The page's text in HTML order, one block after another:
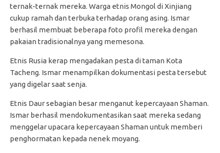
ternak-ternak mereka. Warga etnis Mongol di Xinjiang
cukup ramah dan terbuka terhadap orang asing. Ismar
berhasil membuat beberapa foto profil mereka dengan
pakaian tradisionalnya yang memesona.
Etnis Rusia kerap mengadakan pesta di taman Kota
Tacheng. Ismar menampilkan dokumentasi pesta tersebut
yang digelar saat senja.
Etnis Daur sebagian besar menganut kepercayaan Shaman.
Ismar berhasil mendokumentasikan saat mereka sedang
menggelar upacara kepercayaan Shaman untuk memberi
penghormatan kepada nenek moyang.